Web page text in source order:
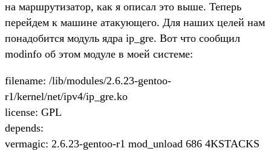
на маршрутизатор, как я описал это выше. Теперь
перейдем к машине атакующего. Для наших целей нам
понадобится модуль ядра ip_gre. Вот что сообщил
modinfo об этом модуле в моей системе:
filename: /lib/modules/2.6.23-gentoo-
r1/kernel/net/ipv4/ip_gre.ko
license: GPL
depends:
vermagic: 2.6.23-gentoo-r1 mod_unload 686 4KSTACKS